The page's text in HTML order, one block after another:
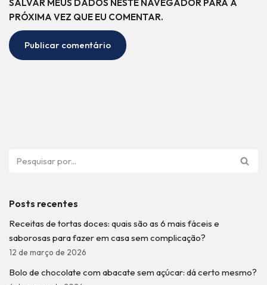
SALVAR MEUS DADOS NESTE NAVEGADOR PARA A
PRÓXIMA VEZ QUE EU COMENTAR.
Posts recentes
Receitas de tortas doces: quais são as 6 mais fáceis e
saborosas para fazer em casa sem complicação?
12 de março de 2026
Bolo de chocolate com abacate sem açúcar: dá certo mesmo?